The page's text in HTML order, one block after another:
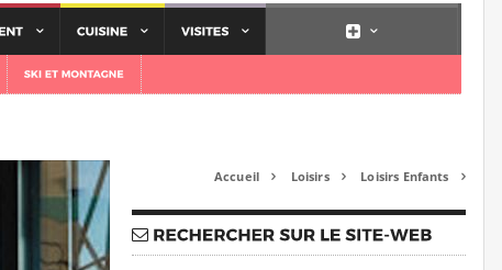
Accueil  Loisirs  Loisirs Enfants 